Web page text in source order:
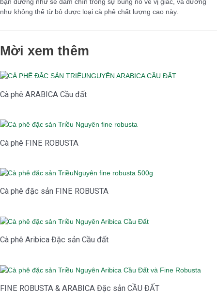
bạn dường như sẽ đắm chìn trong sự bùng nổ về vị giác, và dường
như không thể từ bỏ được loại cà phê chất lượng cao này.
Mời xem thêm
Cà phê ARABICA Cầu đất
Cà phê FINE ROBUSTA
Cà phê đặc sản FINE ROBUSTA
Cà phê Aribica Đặc sản Cầu đất
FINE ROBUSTA & ARABICA Đặc sản CẦU ĐẤT